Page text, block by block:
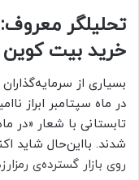
تحلیلگر معروف:
خرید بیت
بسیاری از
در ماه سپتامبر ابراز
تابستانی با شعار «در
شدند. بااین‌حال شاید
روی بازار گسترده‌ی